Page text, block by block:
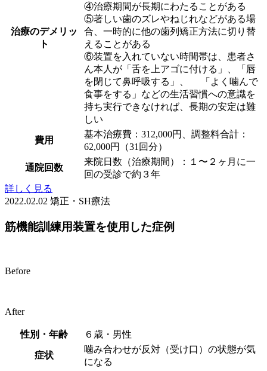
治療のデメリッ
ト
④治療期間が長期にわたることがある
⑤著しい歯のズレやねじれなどがある場
合、一時的に他の歯列矯正方法に切り替
えることがある
⑥装置を入れていない時間帯は、患者さ
ん本人が「舌を上アゴに付ける」、「唇
を閉じて鼻呼吸する」、 「よく噛んで
食事をする」などの生活習慣への意識を
持ち実行できなければ、長期の安定は難
しい
費用
基本治療費：312,000円、調整料合計：
62,000円（31回分）
通院回数
来院日数（治療期間）：１〜２ヶ月に一
回の受診で約３年
詳しく見る
2022.02.02 矯正・SH療法
筋機能訓練用装置を使用した症例
Before
After
性別・年齢 ６歳・男性
症状
噛み合わせが反対（受け口）の状態が気
になる